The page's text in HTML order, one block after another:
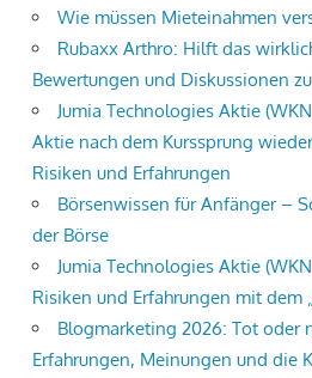
Wie müssen Mieteinahmen
Rubaxx Arthro: Hilft das
Bewertungen und Diskussionen
Jumia Technologies Aktie
Aktie nach dem Kurssprung
Risiken und Erfahrungen
Börsenwissen für Anfänger –
der Börse
Jumia Technologies Aktie
Risiken und Erfahrungen mit dem
Blogmarketing 2026: Tot oder
Erfahrungen, Meinungen und die